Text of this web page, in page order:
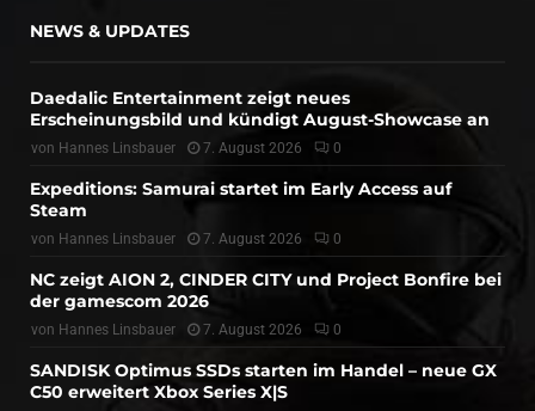
NEWS & UPDATES
Daedalic Entertainment zeigt neues
Erscheinungsbild und kündigt August-Showcase an
von Hannes Linsbauer 7. August 2026 0
Expeditions: Samurai startet im Early Access auf
Steam
von Hannes Linsbauer 7. August 2026 0
NC zeigt AION 2, CINDER CITY und Project Bonfire bei
der gamescom 2026
von Hannes Linsbauer 7. August 2026 0
SANDISK Optimus SSDs starten im Handel – neue GX
C50 erweitert Xbox Series X|S